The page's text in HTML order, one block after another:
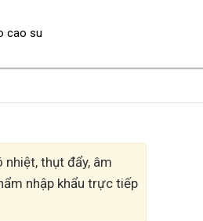
thụt đẩy, âm
nhập khẩu trực tiếp
cao su